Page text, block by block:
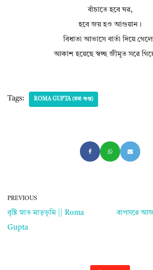
বাঁচাতে হবে ঘর,
হবে জয় হও আগুয়ান।
বিধাতা আভাসে বার্তা দিয়ে
আকাশ হয়েছে স্বচ্ছ জীমূত সরে
Tags: ROMA GUPTA (রমা গুপ্ত)
PREVIOUS
বৃষ্টি স্নাত মাতৃভূমি || Roma
Gupta
বাপসরে আজ